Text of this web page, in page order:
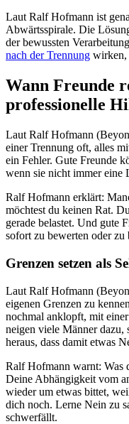
Laut Ralf Hofmann ist
Abwärtsspirale. Die
der bewussten
nach der Trennung wirken,
Wann Freunde
professionelle
Laut Ralf Hofmann
einer Trennung oft, alles
ein Fehler. Gute Freunde
wenn sie nicht immer eine
Ralf Hofmann erklärt:
möchtest du keinen Rat.
gerade belastet. Und gute
sofort zu bewerten oder zu
Grenzen setzen als
Laut Ralf Hofmann
eigenen Grenzen zu
nochmal anklopft, mit
neigen viele Männer
heraus, dass damit etwas
Ralf Hofmann warnt: Was
Deine Abhängigkeit vom
wieder um etwas bittet,
dich noch. Lerne Nein zu
schwerfällt.